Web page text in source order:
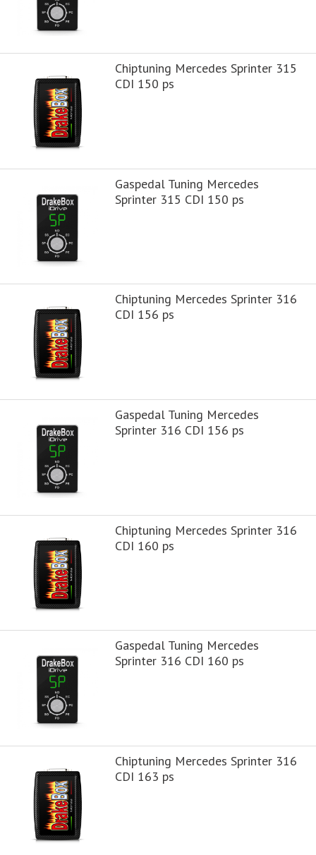
Chiptuning Mercedes Sprinter 315
CDI 150 ps
Gaspedal Tuning Mercedes
Sprinter 315 CDI 150 ps
Chiptuning Mercedes Sprinter 316
CDI 156 ps
Gaspedal Tuning Mercedes
Sprinter 316 CDI 156 ps
Chiptuning Mercedes Sprinter 316
CDI 160 ps
Gaspedal Tuning Mercedes
Sprinter 316 CDI 160 ps
Chiptuning Mercedes Sprinter 316
CDI 163 ps